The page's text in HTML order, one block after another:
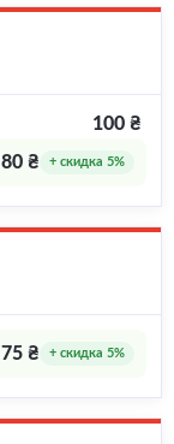
100 ₴
80 ₴ + скидка 5%
75 ₴ + скидка 5%